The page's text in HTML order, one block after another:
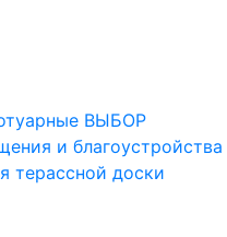
ВЫБОР
и благоустройства
терассной доски